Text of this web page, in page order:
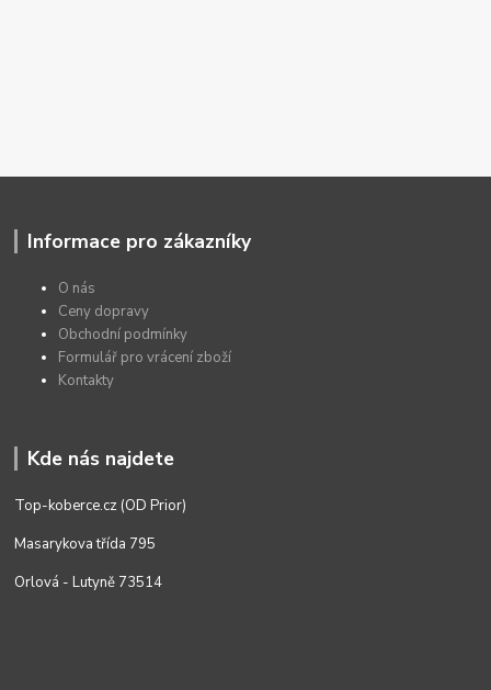
Informace pro zákazníky
O nás
Ceny dopravy
Obchodní podmínky
Formulář pro vrácení zboží
Kontakty
Kde nás najdete
Top-koberce.cz (OD Prior)
Masarykova třída 795
Orlová - Lutyně 73514